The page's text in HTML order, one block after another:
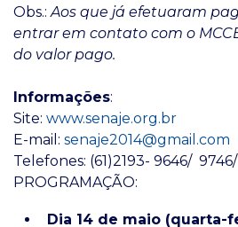
Obs.:Aos que já efetuaram
entrar em contato com o
do valor pago.
Informações:
Site: www.senaje.org.br
E-mail: senaje2014@gmail.com
Telefones: (61)2193- 9646/
PROGRAMAÇÃO:
Dia 14 de maio (quarta-